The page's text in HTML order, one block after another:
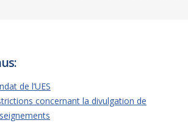
de l’UES
concernant la divulgation de